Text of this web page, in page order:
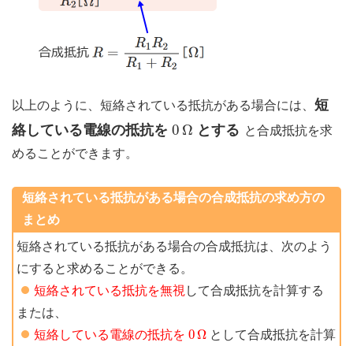
以上のように、短絡されている抵抗がある場合には、 短
絡している電線の抵抗を 0 Ω
0 Ω とする と合成抵抗を求
めることができます。
短絡されている抵抗がある場合の合成抵抗の求め方の
まとめ
短絡されている抵抗がある場合の合成抵抗は、次のよう
にすると求めることができる。
短絡されている抵抗を無視 して合成抵抗を計算する
または、
短絡している電線の抵抗を0Ω
0 Ω として合成抵抗を計算